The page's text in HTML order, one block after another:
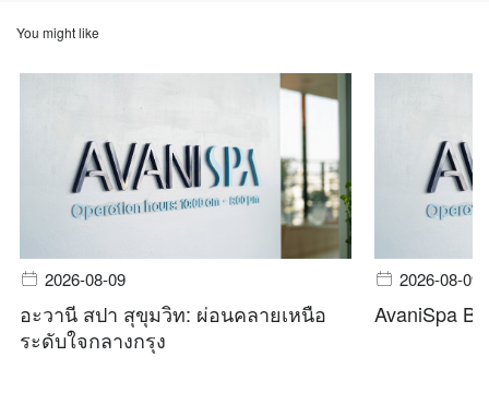
You might like
2026-08-09
อะวานี สปา สุขุมวิท: ผ่อนคลายเหนือ
ระดับใจกลางกรุง
2026-08-09
AvaniSpa